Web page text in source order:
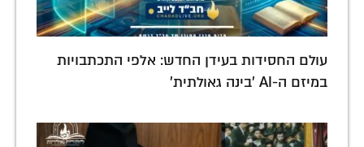
עולם החסידות בעידן החדש: אלפי התכתבויות
במיזם ה-AI 'בינה גאולתית'